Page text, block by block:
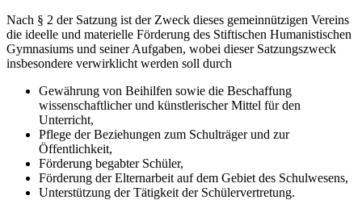
Nach § 2 der Satzung ist der Zweck dieses gemeinnützigen Vereins
die ideelle und materielle Förderung des Stiftischen Humanistischen
Gymnasiums und seiner Aufgaben, wobei dieser Satzungszweck
insbesondere verwirklicht werden soll durch
Gewährung von Beihilfen sowie die Beschaffung
wissenschaftlicher und künstlerischer Mittel für den
Unterricht,
Pflege der Beziehungen zum Schulträger und zur
Öffentlichkeit,
Förderung begabter Schüler,
Förderung der Elternarbeit auf dem Gebiet des Schulwesens,
Unterstützung der Tätigkeit der Schülervertretung.